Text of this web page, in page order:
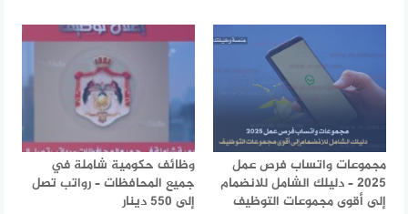
مجموعات واتساب فرص عمل
2025 – دليلك الشامل للانضمام
إلى أقوى مجموعات التوظيف
وظائف حكومية شاملة في
جميع المحافظات – رواتب تصل
إلى 550 دينار